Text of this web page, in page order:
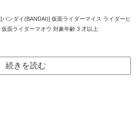
[バンダイ(BANDAI)] 仮面ライダーマイス ライダーヒ
面ライダーマオウ 対象年齢 3 才以上
続きを読む